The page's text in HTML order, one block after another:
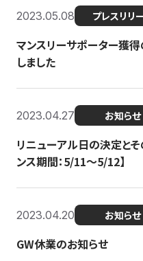
2023.05.08 プレスリリ
マンスリーサポーター獲
しました
2023.04.27 お知らせ
リニューアル日の決定と
ンス期間：5/11～5/12】
2023.04.20 お知らせ
GW休業のお知らせ